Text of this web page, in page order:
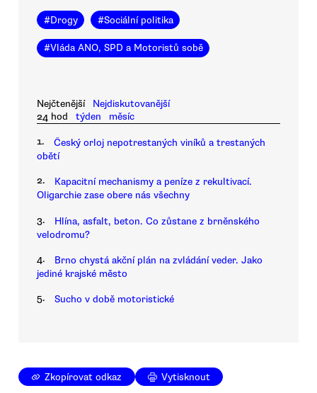
#Drogy #Sociální politika
#Vláda ANO, SPD a Motoristů sobě
Nejčtenější
Nejdiskutovanější
24 hod
týden měsíc
1.
Český orloj nepotrestaných viníků a trestaných
obětí
2.
Kapacitní mechanismy a peníze z rekultivací.
Oligarchie zase obere nás všechny
3.
Hlína, asfalt, beton. Co zůstane z brněnského
velodromu?
4.
Brno chystá akční plán na zvládání veder. Jako
jediné krajské město
5. Sucho v době motoristické
Zkopírovat odkaz Vytisknout